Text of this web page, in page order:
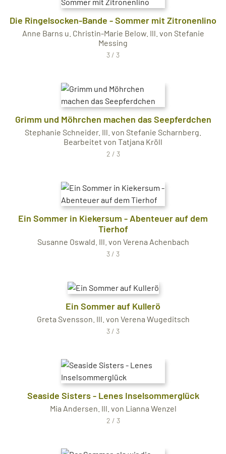
Die Ringelsocken-Bande - Sommer mit Zitronenlino
Anne Barns u. Christin-Marie Below. Ill. von Stefanie
Messing
3 / 3
Grimm und Möhrchen machen das Seepferdchen
Stephanie Schneider. Ill. von Stefanie Scharnberg.
Bearbeitet von Tatjana Kröll
2 / 3
Ein Sommer in Kiekersum - Abenteuer auf dem
Tierhof
Susanne Oswald. Ill. von Verena Achenbach
3 / 3
Ein Sommer auf Kullerö
Greta Svensson. Ill. von Verena Wugeditsch
3 / 3
Seaside Sisters - Lenes Inselsommerglück
Mia Andersen. Ill. von Lianna Wenzel
2 / 3